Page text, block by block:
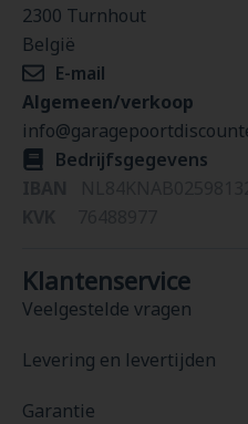
2300 Turnhout
België
E-mail
Algemeen/verkoop
Bedrijfsgegevens
Klantenservice
Veelgestelde vragen
Levering en levertijden
Garantie